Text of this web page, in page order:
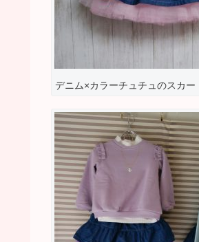
デニム×カラーチュチュのスカー